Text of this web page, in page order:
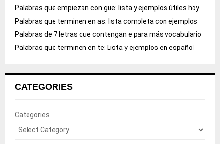
Palabras que empiezan con gue: lista y ejemplos útiles hoy
Palabras que terminen en as: lista completa con ejemplos
Palabras de 7 letras que contengan e para más vocabulario
Palabras que terminen en te: Lista y ejemplos en español
CATEGORIES
Categories